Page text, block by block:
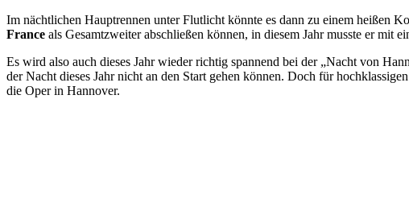
Im nächtlichen Hauptrennen unter Flutlicht könnte es dann zu einem heißen
France als Gesamtzweiter abschließen können, in diesem Jahr musste er mit
Es wird also auch dieses Jahr wieder richtig spannend bei der „Nacht von
der Nacht dieses Jahr nicht an den Start gehen können. Doch für
die Oper in Hannover.